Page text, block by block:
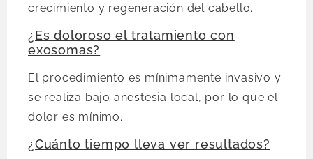
crecimiento y regeneración del cabello.
¿Es doloroso el tratamiento con
exosomas?
El procedimiento es mínimamente invasivo y
se realiza bajo anestesia local, por lo que el
dolor es mínimo.
¿Cuánto tiempo lleva ver resultados?